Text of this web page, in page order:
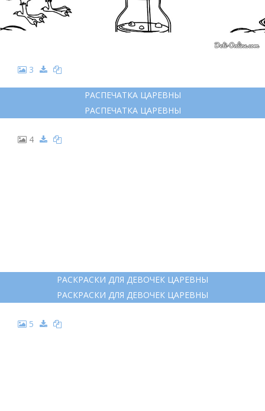
3
РАСПЕЧАТКА ЦАРЕВНЫ
РАСПЕЧАТКА ЦАРЕВНЫ
4
РАСКРАСКИ ДЛЯ ДЕВОЧЕК ЦАРЕВНЫ
РАСКРАСКИ ДЛЯ ДЕВОЧЕК ЦАРЕВНЫ
5